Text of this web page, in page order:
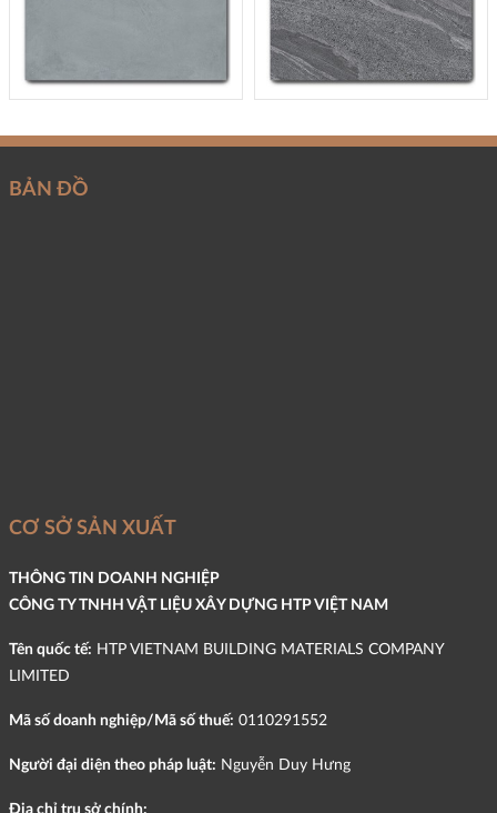
BẢN ĐỒ
CƠ SỞ SẢN XUẤT
THÔNG TIN DOANH NGHIỆP
CÔNG TY TNHH VẬT LIỆU XÂY DỰNG HTP VIỆT NAM
Tên quốc tế: HTP VIETNAM BUILDING MATERIALS COMPANY
LIMITED
Mã số doanh nghiệp/Mã số thuế: 0110291552
Người đại diện theo pháp luật: Nguyễn Duy Hưng
Địa chỉ trụ sở chính: